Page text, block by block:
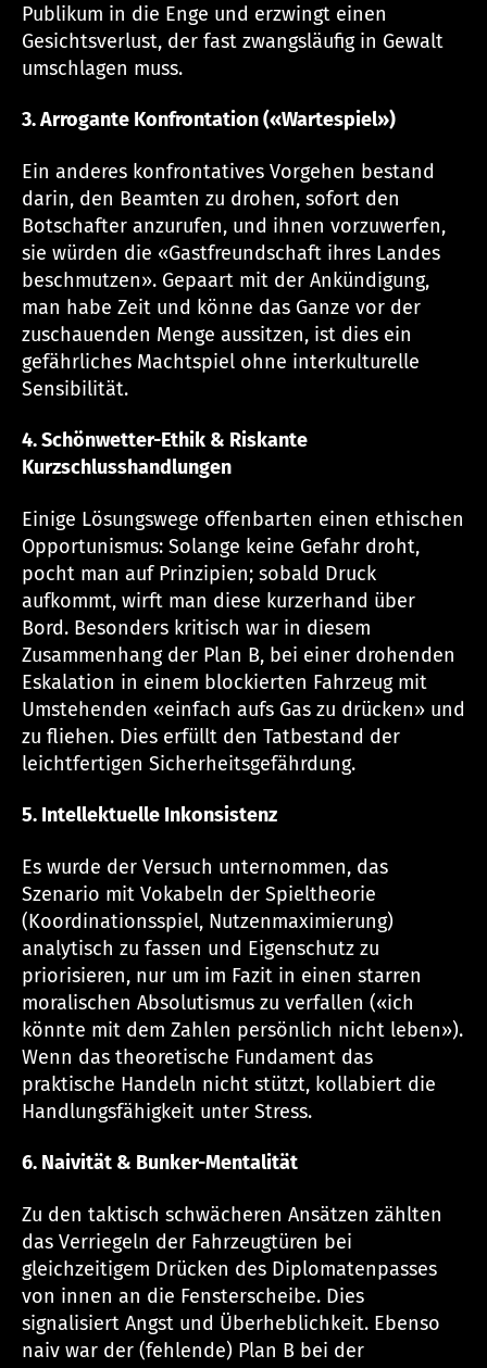
Publikum in die Enge und erzwingt einen
Gesichtsverlust, der fast zwangsläufig in Gewalt
umschlagen muss.
3. Arrogante Konfrontation («Wartespiel»)
Ein anderes konfrontatives Vorgehen bestand
darin, den Beamten zu drohen, sofort den
Botschafter anzurufen, und ihnen vorzuwerfen,
sie würden die «Gastfreundschaft ihres Landes
beschmutzen». Gepaart mit der Ankündigung,
man habe Zeit und könne das Ganze vor der
zuschauenden Menge aussitzen, ist dies ein
gefährliches Machtspiel ohne interkulturelle
Sensibilität.
4. Schönwetter-Ethik & Riskante
Kurzschlusshandlungen
Einige Lösungswege offenbarten einen ethischen
Opportunismus: Solange keine Gefahr droht,
pocht man auf Prinzipien; sobald Druck
aufkommt, wirft man diese kurzerhand über
Bord. Besonders kritisch war in diesem
Zusammenhang der Plan B, bei einer drohenden
Eskalation in einem blockierten Fahrzeug mit
Umstehenden «einfach aufs Gas zu drücken» und
zu fliehen. Dies erfüllt den Tatbestand der
leichtfertigen Sicherheitsgefährdung.
5. Intellektuelle Inkonsistenz
Es wurde der Versuch unternommen, das
Szenario mit Vokabeln der Spieltheorie
(Koordinationsspiel, Nutzenmaximierung)
analytisch zu fassen und Eigenschutz zu
priorisieren, nur um im Fazit in einen starren
moralischen Absolutismus zu verfallen («ich
könnte mit dem Zahlen persönlich nicht leben»).
Wenn das theoretische Fundament das
praktische Handeln nicht stützt, kollabiert die
Handlungsfähigkeit unter Stress.
6. Naivität & Bunker-Mentalität
Zu den taktisch schwächeren Ansätzen zählten
das Verriegeln der Fahrzeugtüren bei
gleichzeitigem Drücken des Diplomatenpasses
von innen an die Fensterscheibe. Dies
signalisiert Angst und Überheblichkeit. Ebenso
naiv war der (fehlende) Plan B bei der